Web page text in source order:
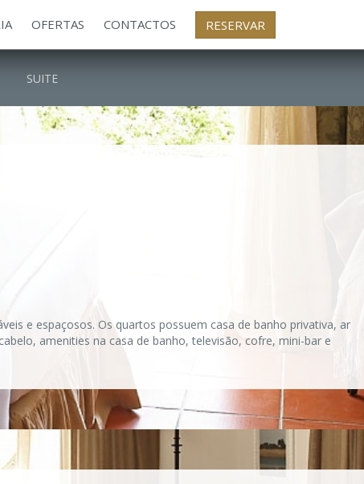
OFERTAS CONTACTOS RESERVAR
SUITE
e espaçosos. Os quartos possuem casa de banho privativa, ar
amenities na casa de banho, televisão, cofre, mini-bar e